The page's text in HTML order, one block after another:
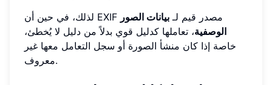
لذلك، في حين أن EXIF مصدر قيم لـ بيانات الصور
الوصفية، تعاملها كدليل قوي بدلاً من دليل لا يُخطئ،
خاصة إذا كان منشأ الصورة أو سجل التعامل معها غير
معروف.